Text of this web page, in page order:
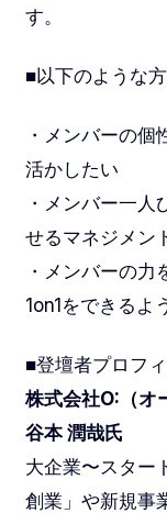
す。
■以下のような
・メンバーの
活かしたい
・メンバー一
せるマネジメン
・メンバーの
1on1をできるよ
■登壇者プロフ
株式会社O:（オ
谷本 潤哉氏
大企業〜スター
創業」や新規事